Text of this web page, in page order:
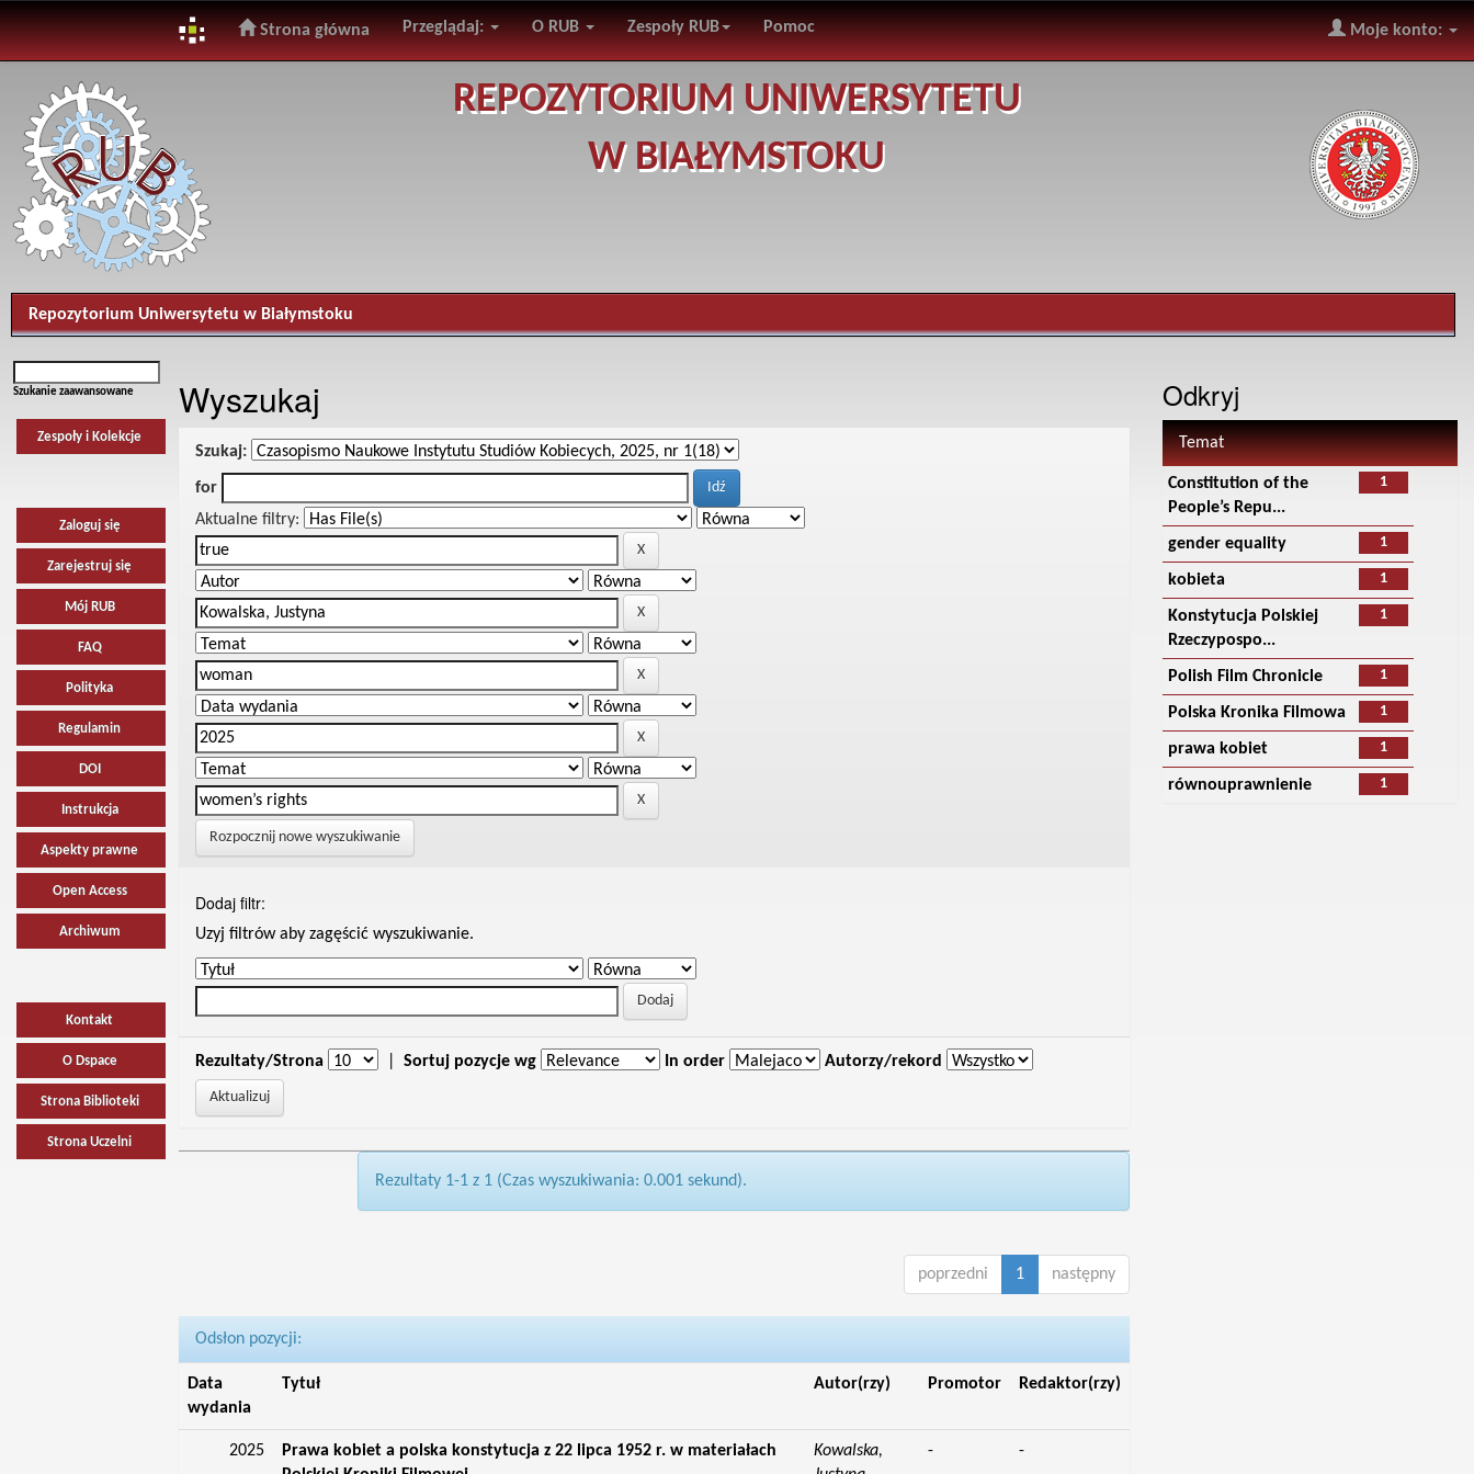
navigation
Strona główna Przeglądaj: O RUB Zespoły RUB Pomoc Moje konto:
REPOZYTORIUM UNIWERSYTETU
W BIAŁYMSTOKU
Repozytorium Uniwersytetu w Białymstoku
Szukanie zaawansowane
Zespoły i Kolekcje
Zaloguj się
Zarejestruj się
Mój RUB
FAQ
Polityka
Regulamin
DOI
Instrukcja
Aspekty prawne
Open Access
Archiwum
Kontakt
O Dspace
Strona Biblioteki
Strona Uczelni
Wyszukaj
Szukaj:
for
Aktualne filtry:
Rozpocznij nowe wyszukiwanie
Dodaj filtr:
Uzyj filtrów aby zagęścić wyszukiwanie.
Rezultaty/Strona Sortuj pozycje wg In order Autorzy/rekord
Rezultaty 1-1 z 1 (Czas wyszukiwania: 0.001 sekund).
poprzedni 1 następny
Odsłon pozycji:
Data
wydania
Tytuł Autor(rzy) Promotor Redaktor(rzy)
2025
Prawa kobiet a polska konstytucja z 22 lipca 1952 r. w materiałach
Kowalska,
- -
Odkryj
Temat
1
Constitution of the
People’s Repu...
1
gender equality
1
kobieta
1
Konstytucja Polskiej
Rzeczypospo...
1
Polish Film Chronicle
1
Polska Kronika Filmowa
1
prawa kobiet
1
równouprawnienie